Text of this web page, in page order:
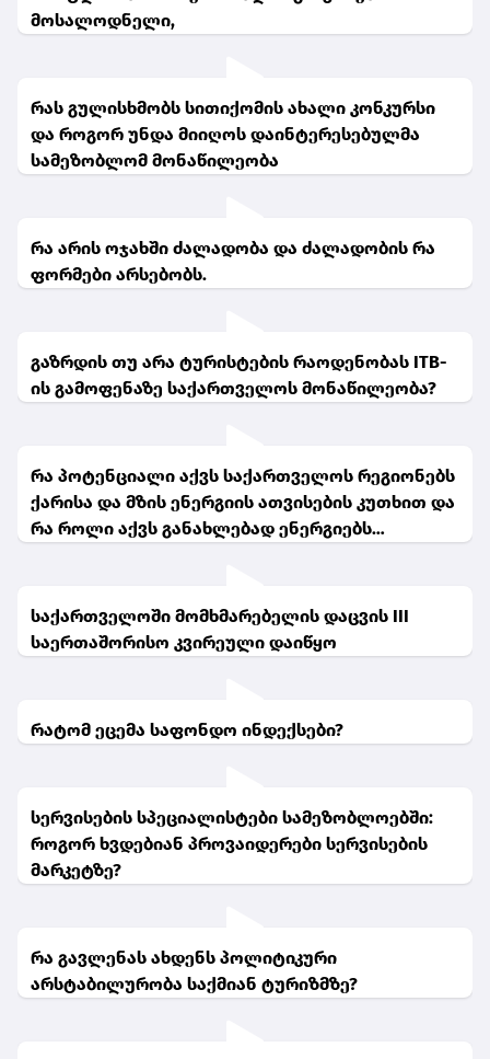
მოსალოდნელი,
რას გულისხმობს სითიქომის ახალი კონკურსი
და როგორ უნდა მიიღოს დაინტერესებულმა
სამეზობლომ მონაწილეობა
რა არის ოჯახში ძალადობა და ძალადობის რა
ფორმები არსებობს.
გაზრდის თუ არა ტურისტების რაოდენობას ITB-
ის გამოფენაზე საქართველოს მონაწილეობა?
რა პოტენციალი აქვს საქართველოს რეგიონებს
ქარისა და მზის ენერგიის ათვისების კუთხით და
რა როლი აქვს განახლებად ენერგიებს
საქართველოში მომხმარებელის დაცვის III
საერთაშორისო კვირეული დაიწყო
რატომ ეცემა საფონდო ინდექსები?
სერვისების სპეციალისტები სამეზობლოებში:
როგორ ხვდებიან პროვაიდერები სერვისების
მარკეტზე?
რა გავლენას ახდენს პოლიტიკური
არსტაბილურობა საქმიან ტურიზმზე?